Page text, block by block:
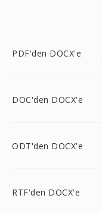
PDF'den DOCX'e
DOC'den DOCX'e
ODT'den DOCX'e
RTF'den DOCX'e